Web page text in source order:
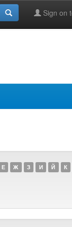
Sign on
Е Ж З И Й К